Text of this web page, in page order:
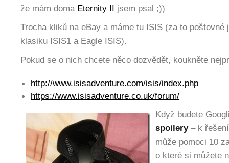
že mám doma Eternity II jsem psal ;))
Trocha kliků na eBay a máme tu ISIS (za to poštovné
klasiku ISIS1 a Eagle ISIS).
Pokud se o nich chcete něco dozvědět, koukněte
http://www.isisadventure.com/isis/index.php
https://www.isisadventure.co.uk/forum/
Když budete
spoilery– k
může pomoci 10
o které si můžete